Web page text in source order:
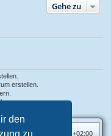
den
zu
Gehe zu
erstellen.
Alle Zeiten sind UTC+02:00